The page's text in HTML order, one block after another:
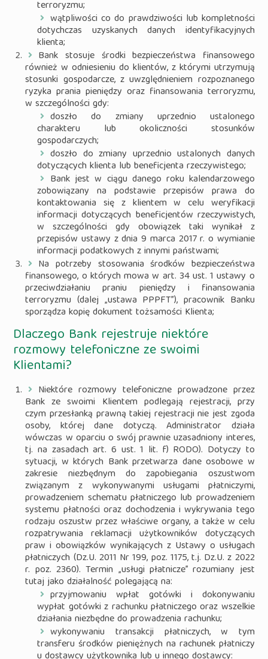
terroryzmu;
wątpliwości co do prawdziwości lub kompletności
dotychczas uzyskanych danych identyfikacyjnych
klienta;
Bank stosuje środki bezpieczeństwa finansowego
również w odniesieniu do klientów, z którymi utrzymują
stosunki gospodarcze, z uwzględnieniem rozpoznanego
ryzyka prania pieniędzy oraz finansowania terroryzmu,
w szczególności gdy:
doszło do zmiany uprzednio ustalonego
charakteru lub okoliczności stosunków
gospodarczych;
doszło do zmiany uprzednio ustalonych danych
dotyczących klienta lub beneficjenta rzeczywistego;
Bank jest w ciągu danego roku kalendarzowego
zobowiązany na podstawie przepisów prawa do
kontaktowania się z klientem w celu weryfikacji
informacji dotyczących beneficjentów rzeczywistych,
w szczególności gdy obowiązek taki wynikał z
przepisów ustawy z dnia 9 marca 2017 r. o wymianie
informacji podatkowych z innymi państwami;
Na potrzeby stosowania środków bezpieczeństwa
finansowego, o których mowa w art. 34 ust. 1 ustawy o
przeciwdziałaniu praniu pieniędzy i finansowania
terroryzmu (dalej „ustawa PPPFT”), pracownik Banku
sporządza kopię dokument tożsamości Klienta;
Dlaczego Bank rejestruje niektóre
rozmowy telefoniczne ze swoimi
Klientami?
Niektóre rozmowy telefoniczne prowadzone przez
Bank ze swoimi Klientem podlegają rejestracji, przy
czym przesłanką prawną takiej rejestracji nie jest zgoda
osoby, której dane dotyczą. Administrator działa
wówczas w oparciu o swój prawnie uzasadniony interes,
tj. na zasadach art. 6 ust. 1 lit. f) RODO). Dotyczy to
sytuacji, w których Bank przetwarza dane osobowe w
zakresie niezbędnym do zapobiegania oszustwom
związanym z wykonywanymi usługami płatniczymi,
prowadzeniem schematu płatniczego lub prowadzeniem
systemu płatności oraz dochodzenia i wykrywania tego
rodzaju oszustw przez właściwe organy, a także w celu
rozpatrywania reklamacji użytkowników dotyczących
praw i obowiązków wynikających z Ustawy o usługach
płatniczych (Dz.U. 2011 Nr 199, poz. 1175, t.j. Dz.U. z 2022
r. poz. 2360). Termin „usługi płatnicze” rozumiany jest
tutaj jako działalność polegającą na:
przyjmowaniu wpłat gotówki i dokonywaniu
wypłat gotówki z rachunku płatniczego oraz wszelkie
działania niezbędne do prowadzenia rachunku;
wykonywaniu transakcji płatniczych, w tym
transferu środków pieniężnych na rachunek płatniczy